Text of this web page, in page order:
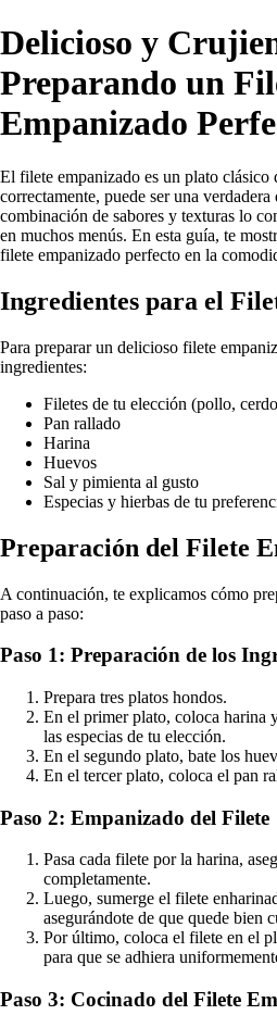
Delicioso y
Preparando un
Empanizado
El filete empanizado es un plato clásico
correctamente, puede ser una
combinación de sabores y texturas lo
en muchos menús. En esta guía, te
filete empanizado perfecto en la
Ingredientes para el
Para preparar un delicioso filete
ingredientes:
Filetes de tu elección (pollo,
Pan rallado
Harina
Huevos
Sal y pimienta al gusto
Especias y hierbas de tu
Preparación del Filete
A continuación, te explicamos cómo
paso a paso:
Paso 1: Preparación de los
Prepara tres platos hondos.
En el primer plato, coloca harina
las especias de tu elección.
En el segundo plato, bate los
En el tercer plato, coloca el pan
Paso 2: Empanizado del Filete
Pasa cada filete por la harina,
completamente.
Luego, sumerge el filete
asegurándote de que quede bien
Por último, coloca el filete en el
para que se adhiera
Paso 3: Cocinado del Filete